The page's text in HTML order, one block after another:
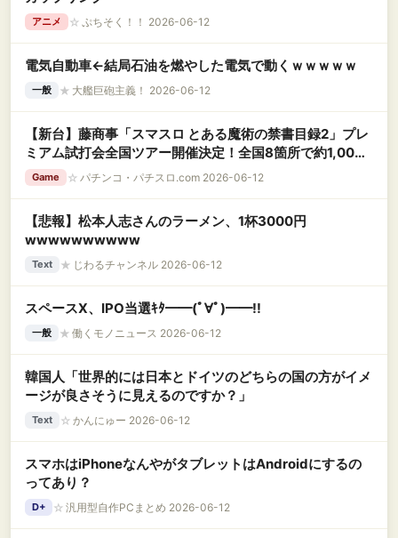
アニメ ☆ ぷちそく！！ 2026-06-12
電気自動車←結局石油を燃やした電気で動くｗｗｗｗｗ
一般 ★ 大艦巨砲主義！ 2026-06-12
【新台】藤商事「スマスロ とある魔術の禁書目録2」プレ
ミアム試打会全国ツアー開催決定！全国8箇所で約1,000
名規模
Game ☆ パチンコ・パチスロ.com 2026-06-12
【悲報】松本人志さんのラーメン、1杯3000円
wwwwwwwwww
Text ★ じわるチャンネル 2026-06-12
スペースX、IPO当選ｷﾀ━━(ﾟ∀ﾟ)━━!!
一般 ★ 働くモノニュース 2026-06-12
韓国人「世界的には日本とドイツのどちらの国の方がイメ
ージが良さそうに見えるのですか？」
Text ☆ かんにゅー 2026-06-12
スマホはiPhoneなんやがタブレットはAndroidにするの
ってあり？
D+ ☆ 汎用型自作PCまとめ 2026-06-12